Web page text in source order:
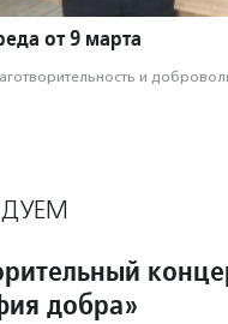
от 9 марта
и
добра»